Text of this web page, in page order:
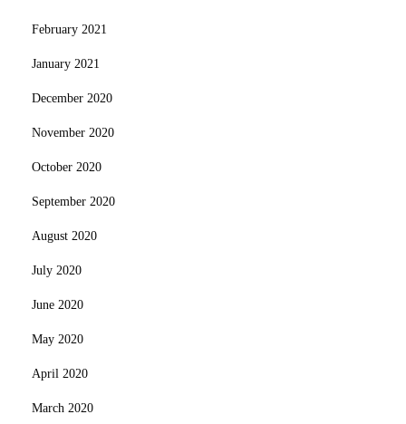
February 2021
January 2021
December 2020
November 2020
October 2020
September 2020
August 2020
July 2020
June 2020
May 2020
April 2020
March 2020